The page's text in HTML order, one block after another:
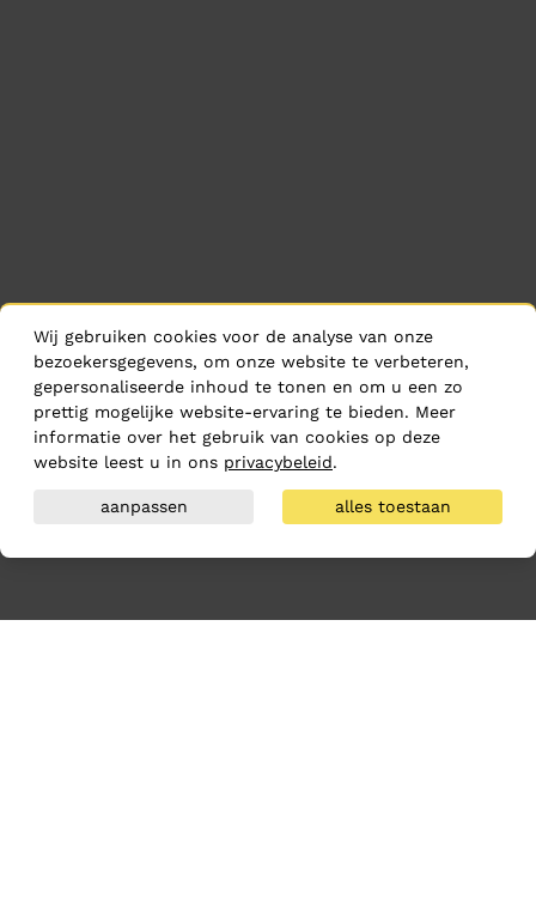
Wij gebruiken cookies voor de analyse van onze
bezoekersgegevens, om onze website te verbeteren,
gepersonaliseerde inhoud te tonen en om u een zo
prettig mogelijke website-ervaring te bieden. Meer
informatie over het gebruik van cookies op deze
website leest u in ons privacybeleid.
aanpassen alles toestaan